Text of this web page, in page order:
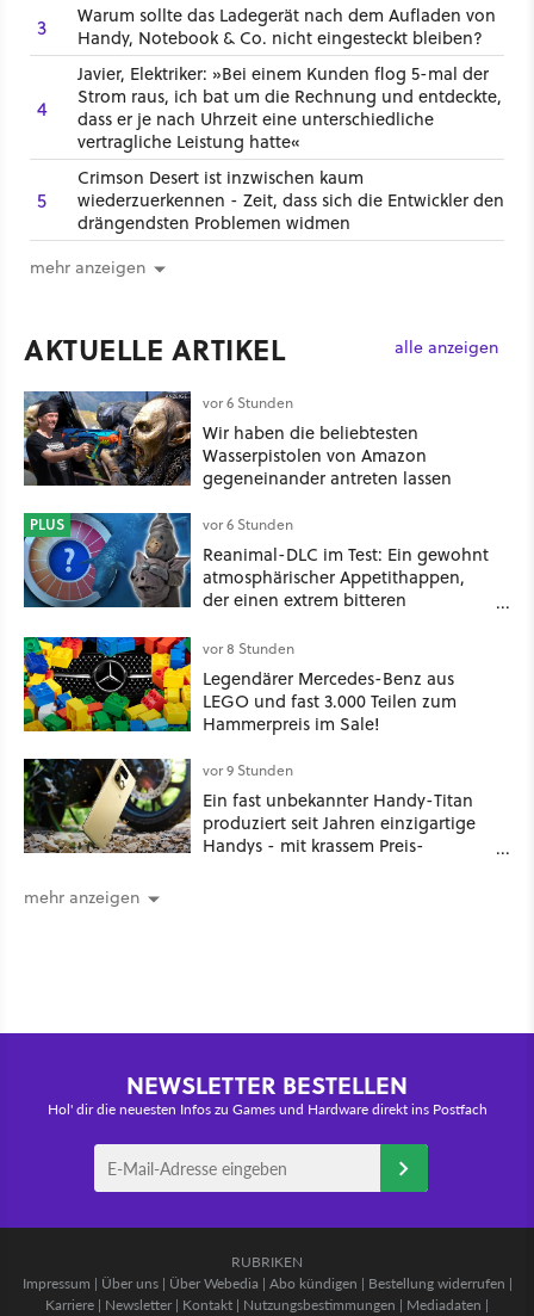
3
Warum sollte das Ladegerät nach dem Aufladen von
Handy, Notebook & Co. nicht eingesteckt bleiben?
4
Javier, Elektriker: »Bei einem Kunden flog 5-mal der
Strom raus, ich bat um die Rechnung und entdeckte,
dass er je nach Uhrzeit eine unterschiedliche
vertragliche Leistung hatte«
5
Crimson Desert ist inzwischen kaum
wiederzuerkennen - Zeit, dass sich die Entwickler den
drängendsten Problemen widmen
mehr anzeigen
AKTUELLE ARTIKEL alle anzeigen
vor 6 Stunden
Wir haben die beliebtesten
Wasserpistolen von Amazon
gegeneinander antreten lassen
PLUS vor 6 Stunden
Reanimal-DLC im Test: Ein gewohnt
atmosphärischer Appetithappen,
der einen extrem bitteren
vor 8 Stunden
Legendärer Mercedes-Benz aus
LEGO und fast 3.000 Teilen zum
Hammerpreis im Sale!
vor 9 Stunden
Ein fast unbekannter Handy-Titan
produziert seit Jahren einzigartige
Handys - mit krassem Preis-
mehr anzeigen
NEWSLETTER BESTELLEN
Hol' dir die neuesten Infos zu Games und Hardware direkt ins Postfach
RUBRIKEN
Impressum | Über uns| Über Webedia | Abo kündigen | Bestellung widerrufen |
Karriere | Newsletter | Kontakt | Nutzungsbestimmungen | Mediadaten |